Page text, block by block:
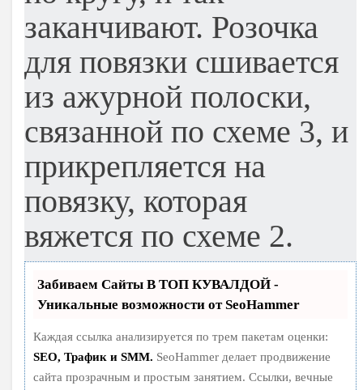
заканчивают. Розочка
для повязки сшивается
из ажурной полоски,
связанной по схеме 3, и
прикрепляется на
повязку, которая
вяжется по схеме 2.
Забиваем Сайты В ТОП КУВАЛДОЙ -
Уникальные возможности от SeoHammer
Каждая ссылка анализируется по трем пакетам оценки:
SEO, Трафик и SMM. SeoHammer делает продвижение
сайта прозрачным и простым занятием. Ссылки, вечные